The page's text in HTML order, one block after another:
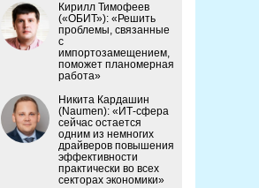
Кирилл Тимофеев
(«ОБИТ»): «Решить
проблемы, связанные
с
импортозамещением,
поможет планомерная
работа»
Никита Кардашин
(Naumen): «ИТ-сфера
сейчас остается
одним из немногих
драйверов повышения
эффективности
практически во всех
секторах экономики»